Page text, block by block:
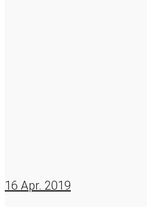
16 Apr. 2019